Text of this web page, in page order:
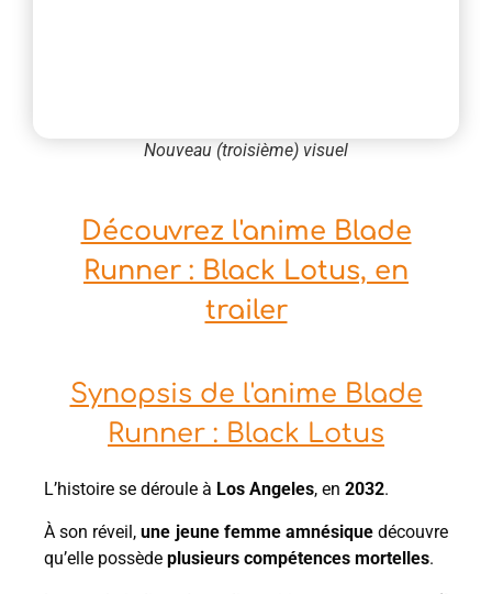
Nouveau (troisième) visuel
Découvrez l'anime Blade
Runner : Black Lotus, en
trailer
Synopsis de l'anime Blade
Runner : Black Lotus
L’histoire se déroule à Los Angeles, en 2032.
À son réveil,une jeune femme amnésiquedécouvre
qu’elle possède plusieurs compétences mortelles.